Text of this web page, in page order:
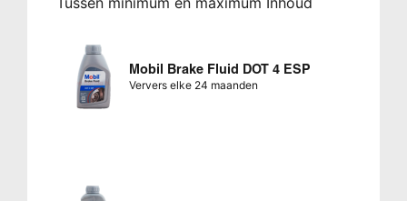
Mobil Brake Fluid DOT 4 ESP
Ververs elke 24 maanden